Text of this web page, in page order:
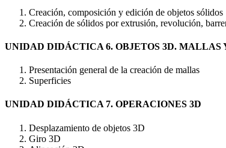
Creación, composición y edición de objetos sólidos
Creación de sólidos por extrusión, revolución,
UNIDAD DIDÁCTICA 6. OBJETOS 3D. MALLAS
Presentación general de la creación de mallas
Superficies
UNIDAD DIDÁCTICA 7. OPERACIONES 3D
Desplazamiento de objetos 3D
Giro 3D